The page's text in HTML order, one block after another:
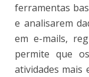
ferramentas
e analisarem
em e-mails,
permite que
atividades mais